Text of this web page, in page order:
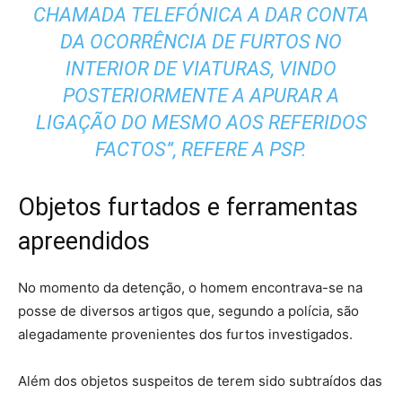
CHAMADA TELEFÓNICA A DAR CONTA
DA OCORRÊNCIA DE FURTOS NO
INTERIOR DE VIATURAS, VINDO
POSTERIORMENTE A APURAR A
LIGAÇÃO DO MESMO AOS REFERIDOS
FACTOS”, REFERE A PSP.
Objetos furtados e ferramentas
apreendidos
No momento da detenção, o homem encontrava-se na
posse de diversos artigos que, segundo a polícia, são
alegadamente provenientes dos furtos investigados.
Além dos objetos suspeitos de terem sido subtraídos das